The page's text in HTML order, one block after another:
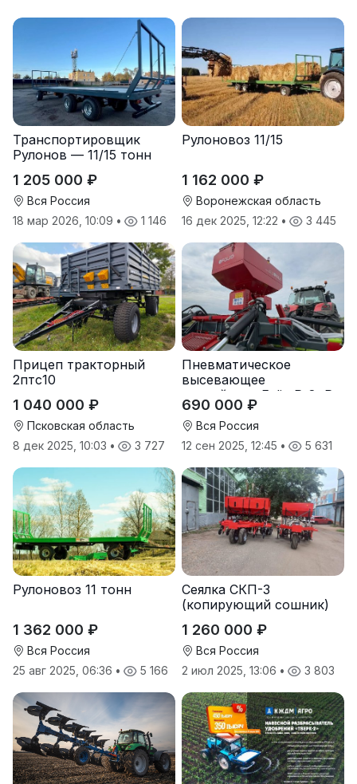
Транспортировщик
Рулонов — 11/15 тонн
1 205 000 ₽
Вся Россия
18 мар 2026, 10:09 • 1 146
Рулоновоз 11/15
1 162 000 ₽
Воронежская область
16 дек 2025, 12:22 • 3 445
Прицеп тракторный
2птс10
1 040 000 ₽
Псковская область
8 дек 2025, 10:03 • 3 727
Пневматическое
высевающее
устройство Folio R-8, R-
12
690 000 ₽
Вся Россия
12 сен 2025, 12:45 • 5 631
Рулоновоз 11 тонн
1 362 000 ₽
Вся Россия
25 авг 2025, 06:36 • 5 166
Сеялка СКП-3
(копирующий сошник)
1 260 000 ₽
Вся Россия
2 июл 2025, 13:06 • 3 803